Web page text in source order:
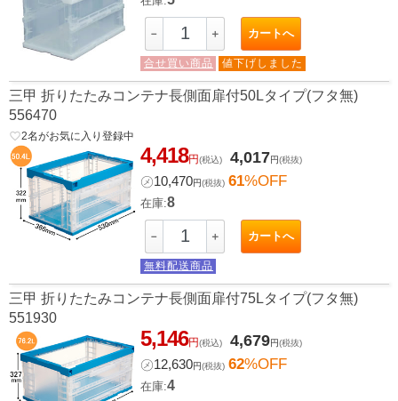
－ ＋ カートへ
合せ買い商品 値下げしました
三甲 折りたたみコンテナ長側面扉付50Lタイプ(フタ無)
556470
favorite_border2名がお気に入り登録中
4,418円(税込) 4,017円(税抜)
㋱10,470円(税抜) 61%OFF
在庫:8
－ ＋ カートへ
無料配送商品
三甲 折りたたみコンテナ長側面扉付75Lタイプ(フタ無)
551930
5,146円(税込) 4,679円(税抜)
㋱12,630円(税抜) 62%OFF
在庫:4